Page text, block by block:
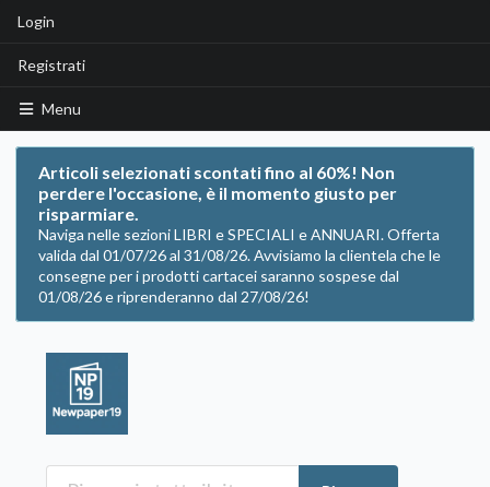
Login
Registrati
Menu
Articoli selezionati scontati fino al 60%! Non
perdere l'occasione, è il momento giusto per
risparmiare.
Naviga nelle sezioni LIBRI e SPECIALI e ANNUARI. Offerta
valida dal 01/07/26 al 31/08/26. Avvisiamo la clientela che le
consegne per i prodotti cartacei saranno sospese dal
01/08/26 e riprenderanno dal 27/08/26!